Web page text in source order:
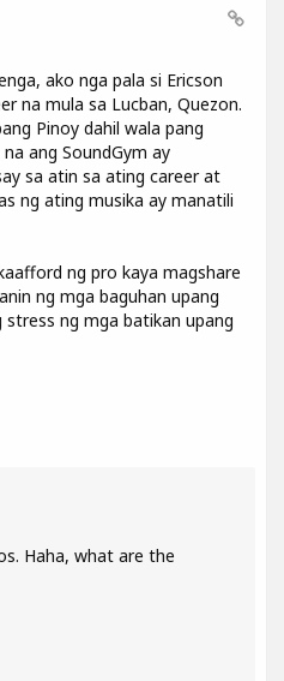
ako nga pala si Ericson
na mula sa Lucban, Quezon.
Pinoy dahil wala pang
ang SoundGym ay
sa atin sa ating career at
ng ating musika ay manatili
ng pro kaya magshare
ng mga baguhan upang
ng mga batikan upang
Haha, what are the